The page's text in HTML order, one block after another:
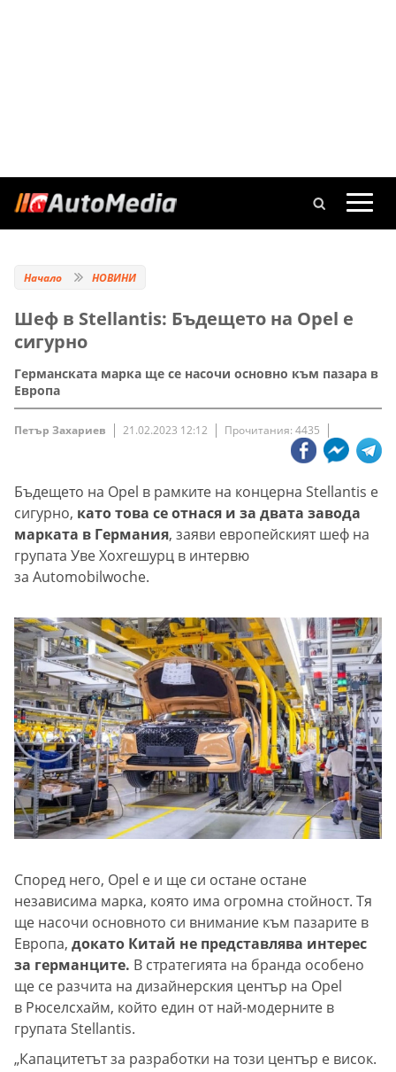
Начало НОВИНИ
Шеф в Stellantis: Бъдещето на Opel е
сигурно
Германската марка ще се насочи основно към пазара в
Европа
Петър Захариев 21.02.2023 12:12 Прочитания: 4435
Бъдещето на Opel в рамките на концерна Stellantis е
сигурно, като това се отнася и за двата завода
марката в Германия, заяви европейският шеф на
групата Уве Хохгешурц в интервю
за Automobilwoche.
Според него, Opel е и ще си остане остане
независима марка, която има огромна стойност. Тя
ще насочи основното си внимание към пазарите в
Европа, докато Китай не представлява интерес
за германците. В стратегията на бранда особено
ще се разчита на дизайнерския център на Opel
в Рюселсхайм, който един от най-модерните в
групата Stellantis.
„Капацитетът за разработки на този център е висок.